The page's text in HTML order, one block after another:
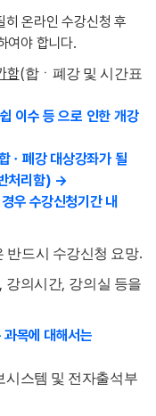
히 온라인 수강신청 후
여야 합니다.
함(합ㆍ폐강 및 시간표
이수 등 으로 인한 개강
ㆍ폐강 대상강좌가 될
처리함) →
우 수강신청기간 내
반드시 수강신청 요망.
, 강의시간, 강의실 등을
목에 대해서는
시스템 및 전자출석부